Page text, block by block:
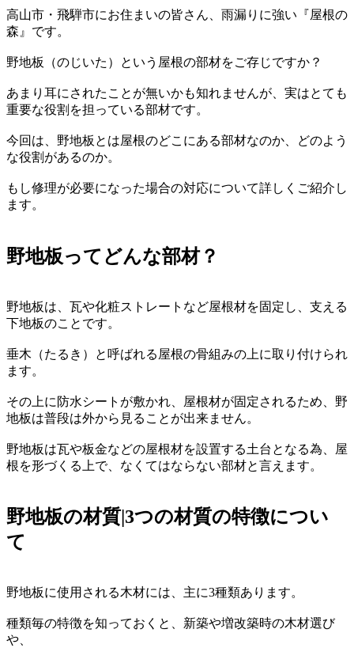
高山市・飛騨市にお住まいの皆さん、雨漏りに強い『屋根の
森』です。
野地板（のじいた）という屋根の部材をご存じですか？
あまり耳にされたことが無いかも知れませんが、実はとても
重要な役割を担っている部材です。
今回は、野地板とは屋根のどこにある部材なのか、どのよう
な役割があるのか。
もし修理が必要になった場合の対応について詳しくご紹介し
ます。
野地板ってどんな部材？
野地板は、瓦や化粧ストレートなど屋根材を固定し、支える
下地板のことです。
垂木（たるき）と呼ばれる屋根の骨組みの上に取り付けられ
ます。
その上に防水シートが敷かれ、屋根材が固定されるため、野
地板は普段は外から見ることが出来ません。
野地板は瓦や板金などの屋根材を設置する土台となる為、屋
根を形づくる上で、なくてはならない部材と言えます。
野地板の材質|3つの材質の特徴につい
て
野地板に使用される木材には、主に3種類あります。
種類毎の特徴を知っておくと、新築や増改築時の木材選び
や、